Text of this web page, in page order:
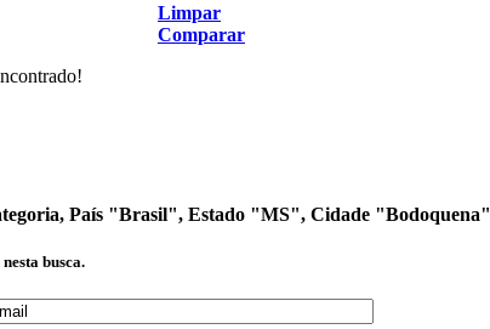
Limpar
Comparar
País "Brasil", Estado "MS", Cidade "Bodoquena"
busca.